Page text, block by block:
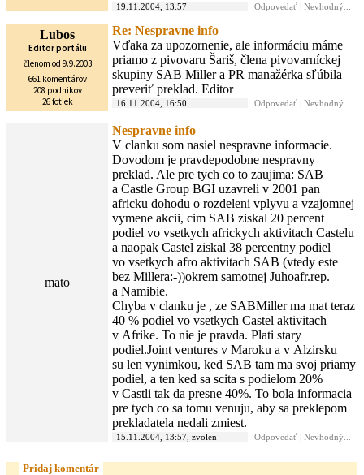
Odpovedať Nevhodný...
19.11.2004, 13:57
Lubos
Editor portálu
členom od 9.9.2003
661 komentárov
208 podnikov
26 fotiek
Re: Nespravne info
Vďaka za upozornenie, ale informáciu máme
priamo z pivovaru Šariš, člena pivovarníckej
skupiny SAB Miller a PR manažérka sľúbila
preveriť preklad. Editor
Odpovedať Nevhodný...
16.11.2004, 16:50
mato
Nespravne info
V clanku som nasiel nespravne informacie.
Dovodom je pravdepodobne nespravny
preklad. Ale pre tych co to zaujima: SAB
a Castle Group BGI uzavreli v 2001 pan
africku dohodu o rozdeleni vplyvu a vzajomnej
vymene akcii, cim SAB ziskal 20 percent
podiel vo vsetkych africkych aktivitach Castelu
a naopak Castel ziskal 38 percentny podiel
vo vsetkych afro aktivitach SAB (vtedy este
bez Millera:-))okrem samotnej Juhoafr.rep.
a Namibie.
Chyba v clanku je , ze SABMiller ma mat teraz
40 % podiel vo vsetkych Castel aktivitach
v Afrike. To nie je pravda. Plati stary
podiel.Joint ventures v Maroku a v Alzirsku
su len vynimkou, ked SAB tam ma svoj priamy
podiel, a ten ked sa scita s podielom 20%
v Castli tak da presne 40%. To bola informacia
pre tych co sa tomu venuju, aby sa preklepom
prekladatela nedali zmiest.
Odpovedať Nevhodný...
15.11.2004, 13:57, zvolen
Pridaj komentár